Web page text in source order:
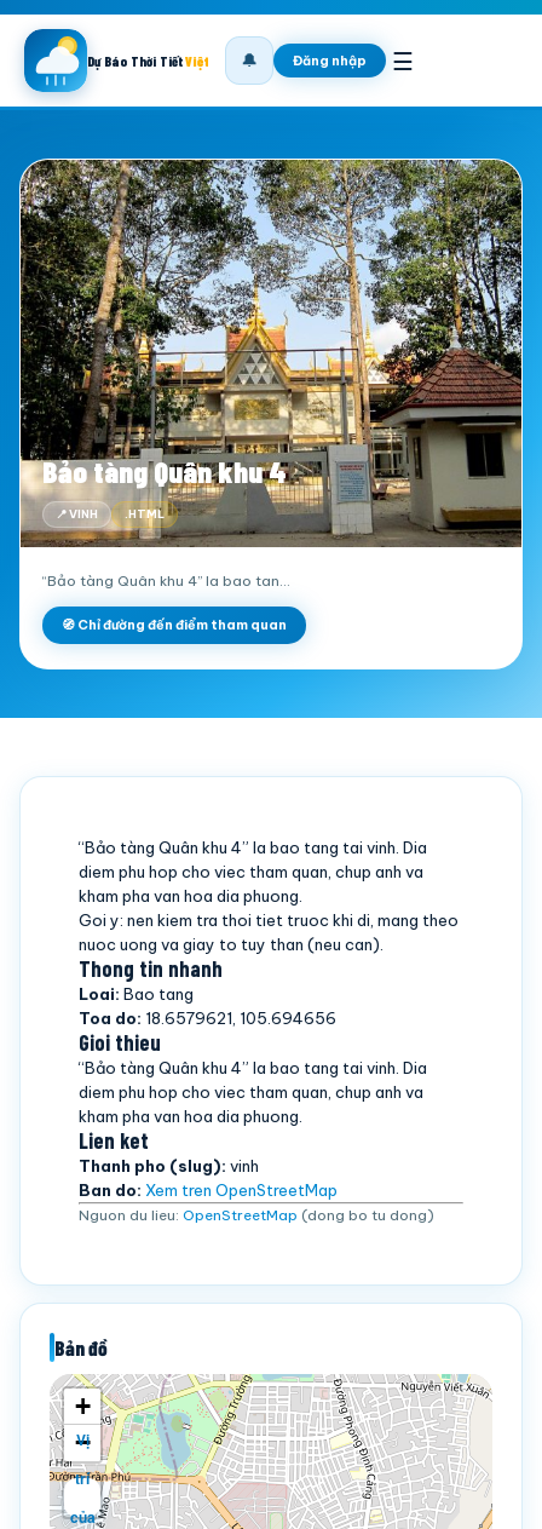
Dự Báo Thời TiếtViệt 🔔 Đăng nhập ☰
Bảo tàng Quân khu 4
📍 VINH .HTML
“Bảo tàng Quân khu 4” la bao tan…
🧭 Chỉ đường đến điểm tham quan
“Bảo tàng Quân khu 4” la bao tang tai vinh. Dia
diem phu hop cho viec tham quan, chup anh va
kham pha van hoa dia phuong.
Goi y: nen kiem tra thoi tiet truoc khi di, mang theo
nuoc uong va giay to tuy than (neu can).
Thong tin nhanh
Loai: Bao tang
Toa do: 18.6579621, 105.694656
Gioi thieu
“Bảo tàng Quân khu 4” la bao tang tai vinh. Dia
diem phu hop cho viec tham quan, chup anh va
kham pha van hoa dia phuong.
Lien ket
Thanh pho (slug): vinh
Ban do: Xem tren OpenStreetMap
Nguon du lieu: OpenStreetMap (dong bo tu dong)
Bản đồ
+
−
Vị
trí
của